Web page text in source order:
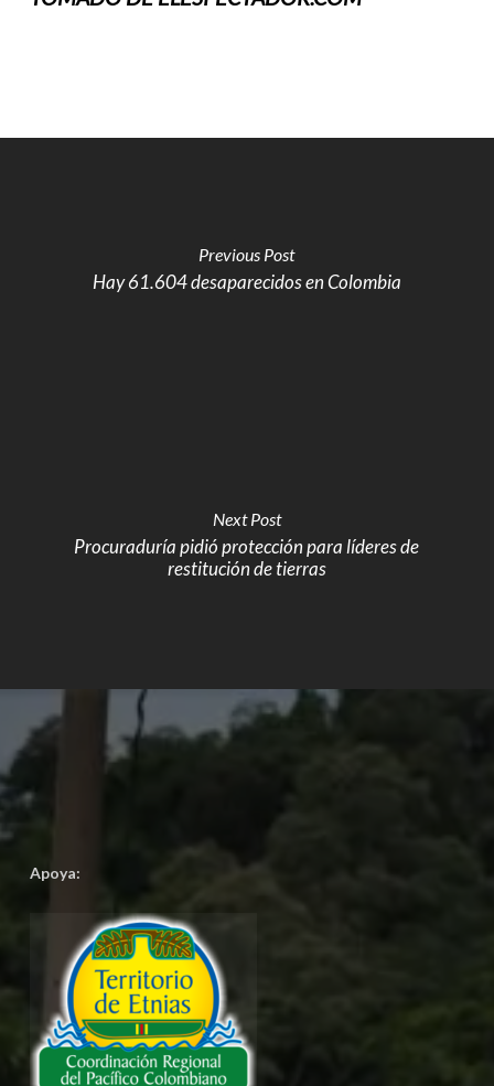
Previous Post
Hay 61.604 desaparecidos en Colombia
Next Post
Procuraduría pidió protección para líderes de
restitución de tierras
Apoya: